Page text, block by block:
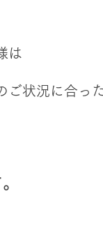
は
ご状況に合っ